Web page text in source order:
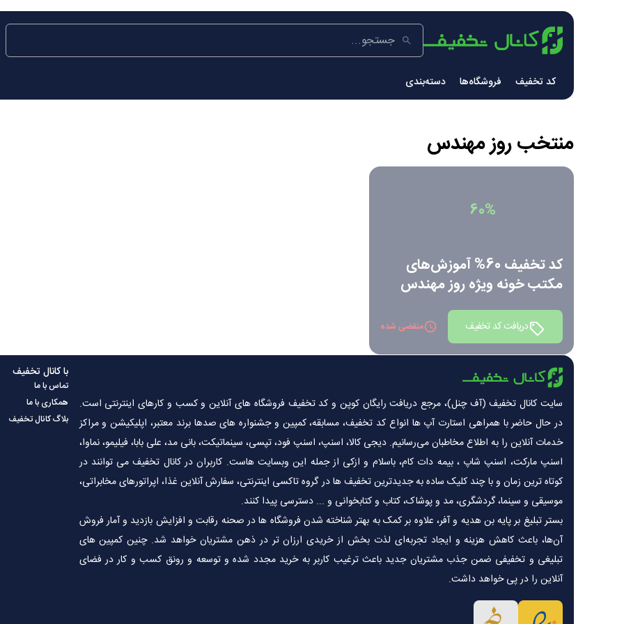
کد تخفیف فروشگاه‌ها دسته‌بندی
منتخبروز مهندس
60%
کد تخفیف 60% آموزش‌های
مکتب خونه ویژه روز مهندس
دریافت کد تخفیف منقضی شده
سایت کانال تخفیف (آف چنل)، مرجع دریافت رایگان کوپن و کد تخفیف فروشگاه های آنلاین و کسب و‌ کارهای اینترنتی است.
در حال حاضر با همراهی استارت آپ ها انواع کد تخفیف، مسابقه، کمپین و جشنواره های صدها برند معتبر، اپلیکیشن و مراکز
خدمات آنلاین را به اطلاع مخاطبان می‌رسانیم. دیجی کالا، اسنپ، اسنپ فود، تپسی، سینماتیکت، بانی مد، علی‌ بابا، فیلیمو، نماوا،
اسنپ مارکت، اسنپ شاپ ، بیمه دات کام، باسلام و ازکی از جمله این وبسایت ‌هاست. کاربران در کانال تخفیف می توانند در
کوتاه ترین زمان و با چند کلیک ساده به جدیدترین تخفیف ها در گروه تاکسی اینترنتی، سفارش آنلاین غذا، اپراتورهای مخابراتی،
موسیقی و سینما، گردشگری، مد و پوشاک، کتاب و کتابخوانی و ... دسترسی پیدا کنند.
بستر تبلیغ بر پایه بن هدیه و آفر، علاوه بر کمک به بهتر شناخته شدن فروشگاه ها در صحنه رقابت و افزایش بازدید و آمار فروش
آن‌ها، باعث کاهش هزینه و ایجاد تجربه‌ای لذت بخش از خریدی ارزان تر در ذهن مشتریان خواهد شد. چنین کمپین های
تبلیغی و تخفیفی ضمن جذب مشتریان جدید باعث ترغیب کاربر به خرید مجدد شده و توسعه و رونق کسب و کار در فضای
آنلاین را در پی خواهد داشت.
با کانال تخفیف
تماس با ما
همکاری با ما
بلاگ کانال تخفیف